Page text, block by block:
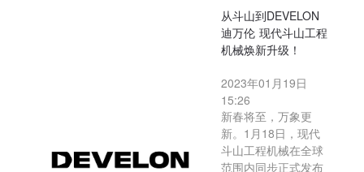
从斗山到DEVELON
迪万伦 现代斗山工程
机械焕新升级！
2023年01月19日
15:26
新春将至，万象更
新。1月18日，现代
斗山工程机械在全球
范围内同步正式发布